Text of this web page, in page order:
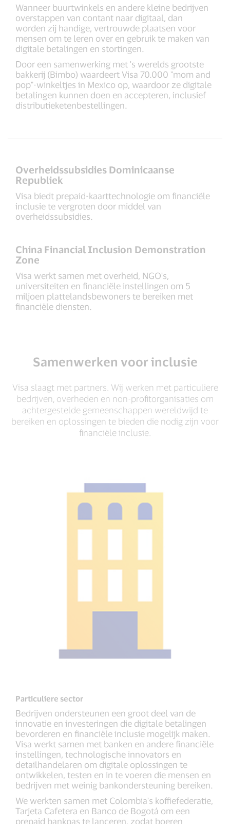
Wanneer buurtwinkels en andere kleine bedrijven
overstappen van contant naar digitaal, dan
worden zij handige, vertrouwde plaatsen voor
mensen om te leren over en gebruik te maken van
digitale betalingen en stortingen.
Door een samenwerking met 's werelds grootste
bakkerij (Bimbo) waardeert Visa 70.000 "mom and
pop"-winkeltjes in Mexico op, waardoor ze digitale
betalingen kunnen doen en accepteren, inclusief
distributieketenbestellingen.
Overheidssubsidies Dominicaanse
Republiek
Visa biedt prepaid-kaarttechnologie om financiële
inclusie te vergroten door middel van
overheidssubsidies.
China Financial Inclusion Demonstration
Zone
Visa werkt samen met overheid, NGO's,
universiteiten en financiële instellingen om 5
miljoen plattelandsbewoners te bereiken met
financiële diensten.
Samenwerken voor inclusie
Visa slaagt met partners. Wij werken met particuliere
bedrijven, overheden en non-profitorganisaties om
achtergestelde gemeenschappen wereldwijd te
bereiken en oplossingen te bieden die nodig zijn voor
financiële inclusie.
Particuliere sector
Bedrijven ondersteunen een groot deel van de
innovatie en investeringen die digitale betalingen
bevorderen en financiële inclusie mogelijk maken.
Visa werkt samen met banken en andere financiële
instellingen, technologische innovators en
detailhandelaren om digitale oplossingen te
ontwikkelen, testen en in te voeren die mensen en
bedrijven met weinig bankondersteuning bereiken.
We werkten samen met Colombia's koffiefederatie,
Tarjeta Cafetera en Banco de Bogotá om een ​​
prepaid bankpas te lanceren, zodat boeren